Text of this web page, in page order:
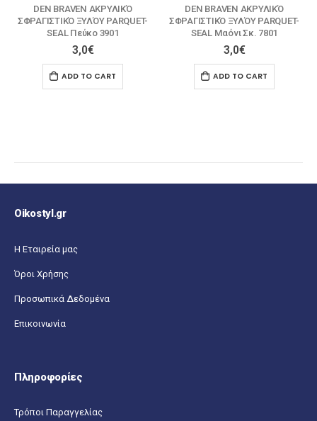
DEN BRAVEN ΑΚΡΥΛΙΚΌ
ΣΦΡΑΓΙΣΤΙΚΌ ΞΥΛΌΥ PARQUET-
SEAL Πεύκο 3901
3,0€
ADD TO CART
DEN BRAVEN ΑΚΡΥΛΙΚΌ
ΣΦΡΑΓΙΣΤΙΚΌ ΞΥΛΌΥ PARQUET-
SEAL Μαόνι Σκ. 7801
3,0€
ADD TO CART
Oikostyl.gr
Η Εταιρεία μας
Όροι Χρήσης
Προσωπικά Δεδομένα
Επικοινωνία
Πληροφορίες
Τρόποι Παραγγελίας